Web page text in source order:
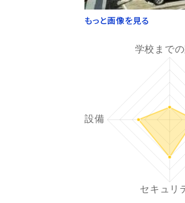
もっと画像を見る